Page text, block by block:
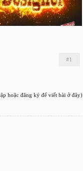
#1
hoặc đăng ký để viết bài ở đây)